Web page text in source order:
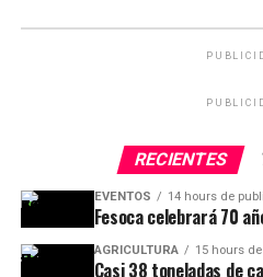
RECIENTES
EVENTOS 14 hours de
Fesoca celebrará 70
AGRICULTURA 15 hours
Casi 38 toneladas de